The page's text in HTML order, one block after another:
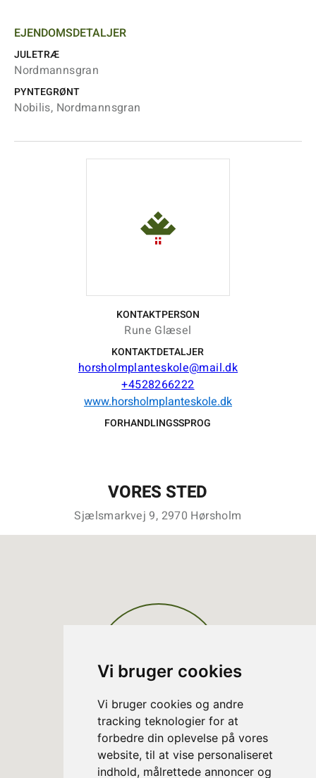
Vi bruger cookies
Vi bruger cookies og andre
tracking teknologier for at
forbedre din oplevelse på vores
website, til at vise personaliseret
indhold, målrettede annoncer og
EJENDOMSDETALJER
JULETRÆ
Nordmannsgran
PYNTEGRØNT
Nobilis, Nordmannsgran
KONTAKTPERSON
Rune Glæsel
KONTAKTDETALJER
horsholmplanteskole@mail.dk
+4528266222
www.horsholmplanteskole.dk
FORHANDLINGSSPROG
VORES STED
Sjælsmarkvej 9, 2970 Hørsholm